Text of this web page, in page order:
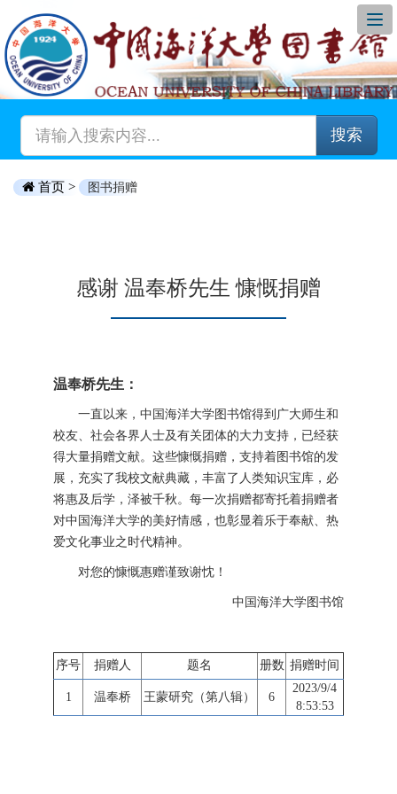
搜索
首页 > 图书捐赠
感谢 温奉桥先生 慷慨捐赠
温奉桥先生：
一直以来，中国海洋大学图书馆得到广大师生和
校友、社会各界人士及有关团体的大力支持，已经获
得大量捐赠文献。这些慷慨捐赠，支持着图书馆的发
展，充实了我校文献典藏，丰富了人类知识宝库，必
将惠及后学，泽被千秋。每一次捐赠都寄托着捐赠者
对中国海洋大学的美好情感，也彰显着乐于奉献、热
爱文化事业之时代精神。
对您的慷慨惠赠谨致谢忱！
中国海洋大学图书馆
序号 捐赠人 题名 册数 捐赠时间
1 温奉桥 王蒙研究（第八辑） 6
2023/9/4
8:53:53